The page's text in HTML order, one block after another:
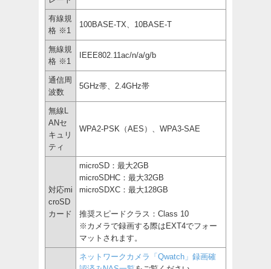
有線規
格 ※1
100BASE-TX、10BASE-T
無線規
格 ※1
IEEE802.11ac/n/a/g/b
通信周
波数
5GHz帯、2.4GHz帯
無線L
ANセ
キュリ
ティ
WPA2-PSK（AES）、WPA3-SAE
対応mi
croSD
カード
microSD：最大2GB
microSDHC：最大32GB
microSDXC：最大128GB
推奨スピードクラス：Class 10
※カメラで録画する際はEXT4でフォー
マットされます。
ネットワークカメラ「Qwatch」録画確